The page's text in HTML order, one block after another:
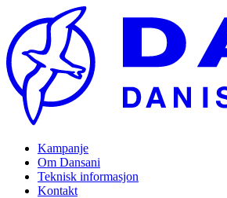
Kampanje
Om Dansani
Teknisk informasjon
Kontakt